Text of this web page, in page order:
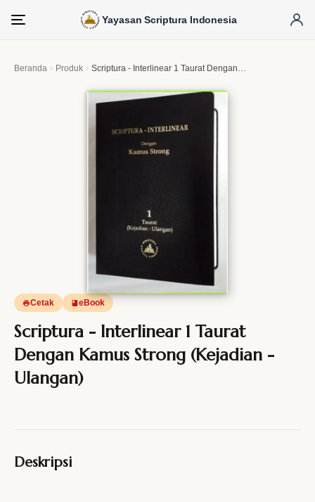
Menu
Yayasan Scriptura Indonesia
Beranda Produk Scriptura - Interlinear 1 Taurat Dengan Kamus Strong (Kejadian - Ulangan)
Cetak eBook
Scriptura - Interlinear 1 Taurat
Dengan Kamus Strong (Kejadian -
Ulangan)
Deskripsi